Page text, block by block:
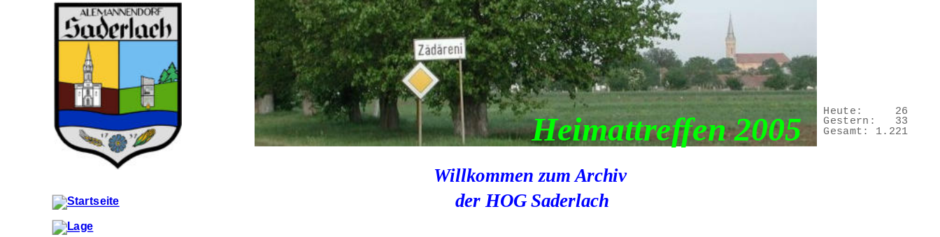
Heute:
26
Gestern:
33
Gesamt:
1.221
Heimattreffen 2005
Willkommen zum Archiv
der HOG Saderlach